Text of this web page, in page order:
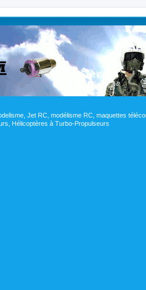
Jet RC, modélisme RC, maquettes
Hélicoptères à Turbo-Propulseurs